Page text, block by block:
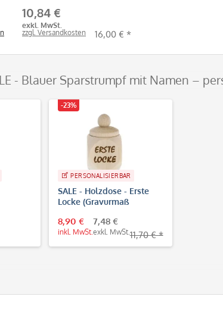
10,84 €
exkl. MwSt.
zzgl. Versandkosten
16,00 € *
- Blauer Sparstrumpf mit Namen –
-23%
PERSONALISIERBAR
SALE - Holzdose - Erste
Locke (Gravurmaß
8,90 €
inkl. MwSt.
7,48 €
exkl. MwSt.11,70 € *